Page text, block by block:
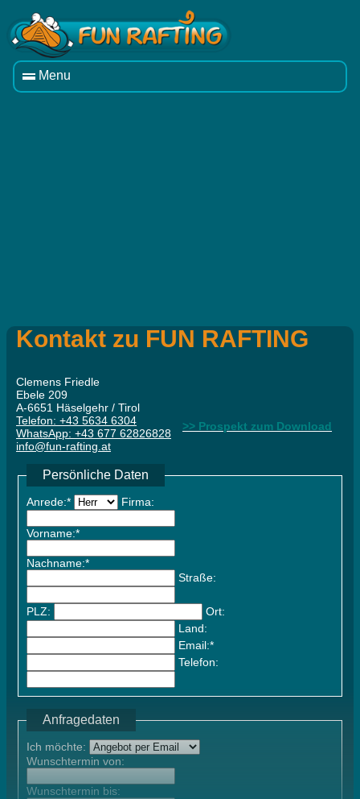
Menu
Kontakt zu FUN RAFTING
Clemens Friedle
Ebele 209
A-6651 Häselgehr / Tirol
Telefon: +43 5634 6304
WhatsApp: +43 677 62826828
info@fun-rafting.at
>> Prospekt zum Download
Persönliche Daten
Anrede:* Firma:
Vorname:*
Nachname:*
Straße:
PLZ:
Ort:
Land:
Email:*
Telefon:
Anfragedaten
Ich möchte:
Wunschtermin von:
Wunschtermin bis: